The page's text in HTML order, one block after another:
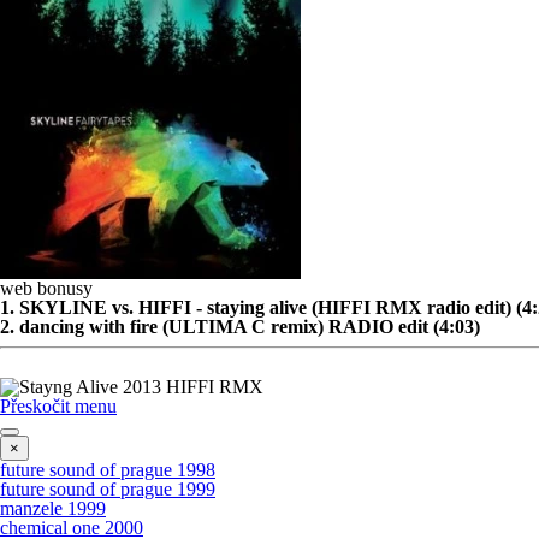
web bonusy
1. SKYLINE vs. HIFFI - staying alive (HIFFI RMX radio edit)
2. dancing with fire (ULTIMA C remix) RADIO edit (4:03)
Přeskočit menu
×
future sound of prague 1998
future sound of prague 1999
manzele 1999
chemical one 2000